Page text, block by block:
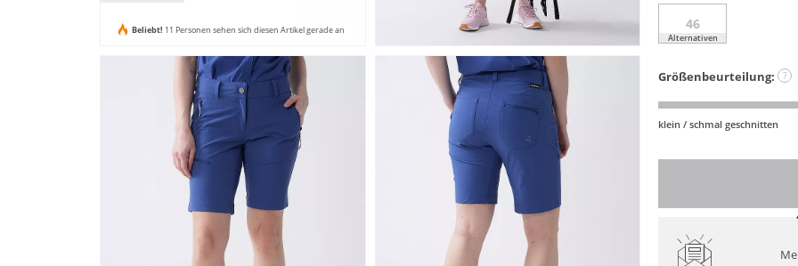
Beliebt! 11 Personen sehen sich diesen Artikel gerade an 46
Alternativen
Größenbeurteilung: ?
klein / schmal geschnitten